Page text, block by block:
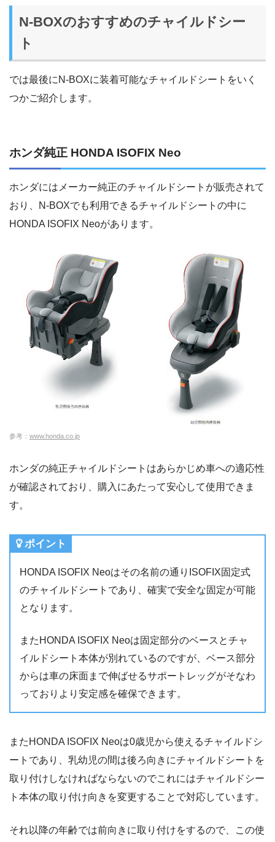
N-BOXのおすすめのチャイルドシー
ト
では最後にN-BOXに装着可能なチャイルドシートをいく
つかご紹介します。
ホンダ純正 HONDA ISOFIX Neo
ホンダにはメーカー純正のチャイルドシートが販売されて
おり、N-BOXでも利用できるチャイルドシートの中に
HONDA ISOFIX Neoがあります。
参考： www.honda.co.jp
ホンダの純正チャイルドシートはあらかじめ車への適応性
が確認されており、購入にあたって安心して使用できま
す。
ポイント
HONDA ISOFIX Neoはその名前の通りISOFIX固定式
のチャイルドシートであり、確実で安全な固定が可能
となります。
またHONDA ISOFIX Neoは固定部分のベースとチャ
イルドシート本体が別れているのですが、ベース部分
からは車の床面まで伸ばせるサポートレッグがそなわ
っておりより安定感を確保できます。
またHONDA ISOFIX Neoは0歳児から使えるチャイルドシ
ートであり、乳幼児の間は後ろ向きにチャイルドシートを
取り付けしなければならないのでこれにはチャイルドシー
ト本体の取り付け向きを変更することで対応しています。
それ以降の年齢では前向きに取り付けをするので、この使